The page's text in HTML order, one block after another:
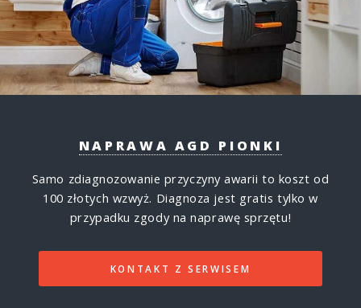
NAPRAWA AGD PIONKI
Samo zdiagnozowanie przyczyny awarii to koszt od
100 złotych wzwyż. Diagnoza jest gratis tylko w
przypadku zgody na naprawę sprzętu!
KONTAKT Z SERWISEM